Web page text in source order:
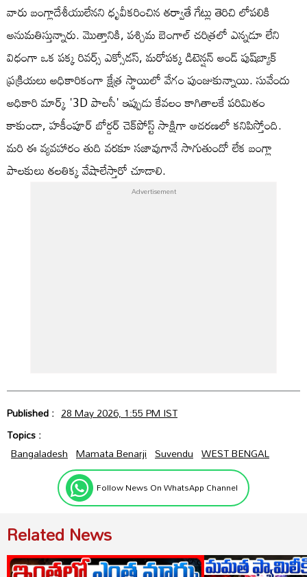
వారు బంగ్లాదేశీయులేనని ధృవీకరించిన తర్వాతే గేట్లు తెరిచి లోపలికి
అనుమతిస్తున్నారు. మొత్తానికి, పశ్చిమ బెంగాల్ చరిత్రలో ఎన్నడూ లేని
విధంగా ఒక పక్క రివర్స్ ఎక్సోడస్, మరోపక్క డిటెన్షన్ అండ్ పుష్‌బ్యాక్
ప్రక్రియలు అధికారికంగా క్షేత్ర స్థాయిలో వేగం పుంజుకున్నాయి. సువేందు
అధికారి మార్క్ '3D పాలసీ' ఇప్పుడు కేవలం కాగితాలకే పరిమితం
కాకుండా, హకీంపూర్ బోర్డర్ చెక్‌పోస్ట్ సాక్షిగా ఆచరణలో కనిపిస్తోంది.
మరి ఈ వ్యవహారం తుది వరకూ సజావుగానే సాగుతుందో లేక బంగ్లా
పాలకులు తలతిక్క వేషాలేస్తారో చూడాలి.
Published : 28 May 2026, 1:55 PM IST
Topics :
Bangaladesh Mamata Benarji Suvendu WEST BENGAL
Follow News On WhatsApp Channel
Related News